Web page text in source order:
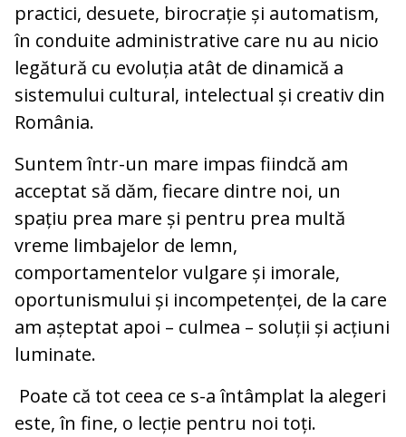
practici, desuete, birocrație și automatism,
în conduite administrative care nu au nicio
legătură cu evoluția atât de dinamică a
sistemului cultural, intelectual și creativ din
România.
Suntem într-un mare impas fiindcă am
acceptat să dăm, fiecare dintre noi, un
spațiu prea mare și pentru prea multă
vreme limbajelor de lemn,
comportamentelor vulgare și imorale,
oportunismului și incompetenței, de la care
am așteptat apoi – culmea – soluții și acțiuni
luminate.
Poate că tot ceea ce s-a întâmplat la alegeri
este, în fine, o lecție pentru noi toți.